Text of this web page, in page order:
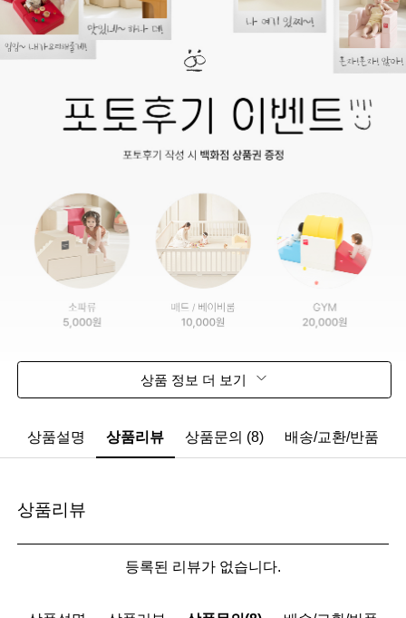
상품 정보 더 보기
상품설명 상품리뷰 상품문의 (8) 배송/교환/반품
상품리뷰
등록된 리뷰가 없습니다.